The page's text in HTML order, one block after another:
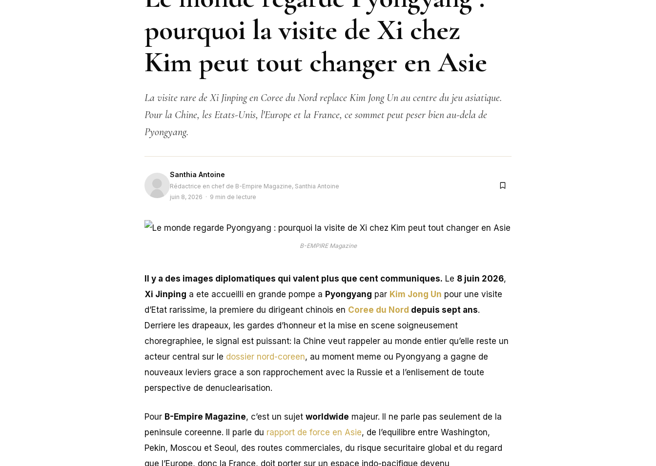
pourquoi la visite de Xi chez
Kim peut tout changer en Asie
La visite rare de Xi Jinping en Coree du Nord replace Kim Jong Un au centre du jeu asiatique.
Pour la Chine, les Etats-Unis, l'Europe et la France, ce sommet peut peser bien au-dela de
Pyongyang.
Santhia Antoine
Rédactrice en chef de B-Empire Magazine, Santhia Antoine
juin 8, 2026 · 9 min de lecture
B-EMPIRE Magazine
Il y a des images diplomatiques qui valent plus que cent communiques. Le 8 juin 2026,
Xi Jinping a ete accueilli en grande pompe a Pyongyang par Kim Jong Un pour une visite
d’Etat rarissime, la premiere du dirigeant chinois en Coree du Nord depuis sept ans.
Derriere les drapeaux, les gardes d’honneur et la mise en scene soigneusement
choregraphiee, le signal est puissant: la Chine veut rappeler au monde entier qu’elle reste un
acteur central sur le dossier nord-coreen, au moment meme ou Pyongyang a gagne de
nouveaux leviers grace a son rapprochement avec la Russie et a l’enlisement de toute
perspective de denuclearisation.
Pour B-Empire Magazine, c’est un sujet worldwide majeur. Il ne parle pas seulement de la
peninsule coreenne. Il parle du rapport de force en Asie, de l’equilibre entre Washington,
Pekin, Moscou et Seoul, des routes commerciales, du risque securitaire global et du regard
que l’Europe, donc la France, doit porter sur un espace indo-pacifique devenu